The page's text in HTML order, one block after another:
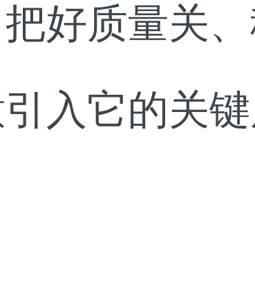
好质量关
入它的关键